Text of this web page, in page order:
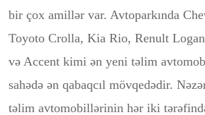
bir çox amillər var. Avtoparkında
Toyoto Crolla, Kia Rio, Renult
və Accent kimi ən yeni təlim
sahədə ən qabaqcıl mövqedədir.
təlim avtomobillərinin hər iki